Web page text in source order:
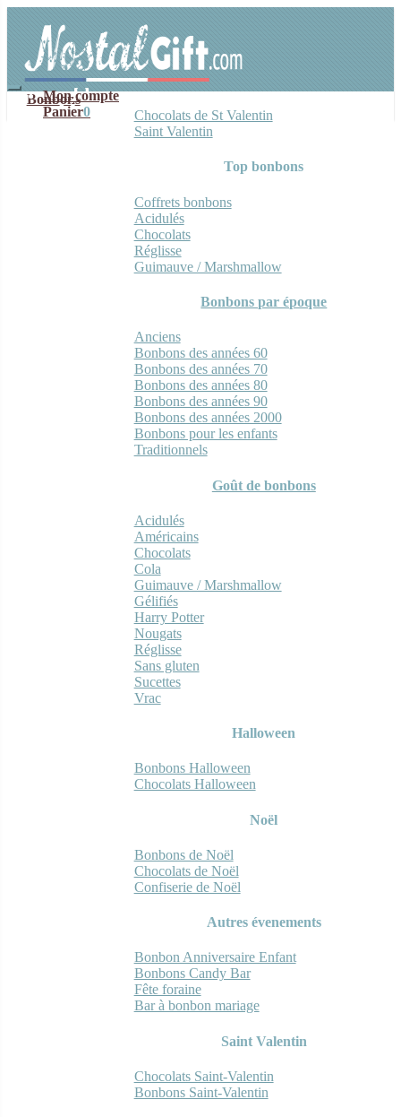
navigation
contenu
Mon compte
Panier0
Bonbons
Chocolats de St Valentin
Saint Valentin
Top bonbons
Coffrets bonbons
Acidulés
Chocolats
Réglisse
Guimauve / Marshmallow
Bonbons par époque
Anciens
Bonbons des années 60
Bonbons des années 70
Bonbons des années 80
Bonbons des années 90
Bonbons des années 2000
Bonbons pour les enfants
Traditionnels
Goût de bonbons
Acidulés
Américains
Chocolats
Cola
Guimauve / Marshmallow
Gélifiés
Harry Potter
Nougats
Réglisse
Sans gluten
Sucettes
Vrac
Halloween
Bonbons Halloween
Chocolats Halloween
Noël
Bonbons de Noël
Chocolats de Noël
Confiserie de Noël
Autres évenements
Bonbon Anniversaire Enfant
Bonbons Candy Bar
Fête foraine
Bar à bonbon mariage
Saint Valentin
Chocolats Saint-Valentin
Bonbons Saint-Valentin